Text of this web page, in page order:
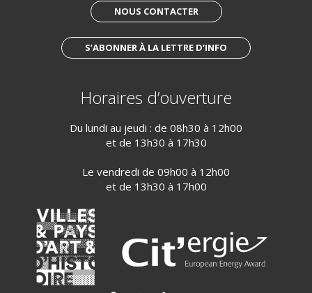
NOUS CONTACTER
S’ABONNER À LA LETTRE D’INFO
Horaires d’ouverture
Du lundi au jeudi : de 08h30 à 12h00
et de 13h30 à 17h30
Le vendredi de 09h00 à 12h00
et de 13h30 à 17h00